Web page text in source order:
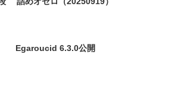
Egaroucid 6.3.0公開